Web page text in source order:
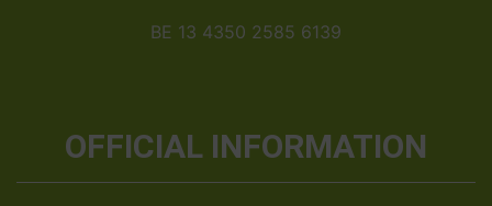
BE 13 4350 2585 6139
OFFICIAL INFORMATION